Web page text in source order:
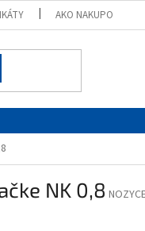
AKO NAKUPOVAŤ
NK 0,8